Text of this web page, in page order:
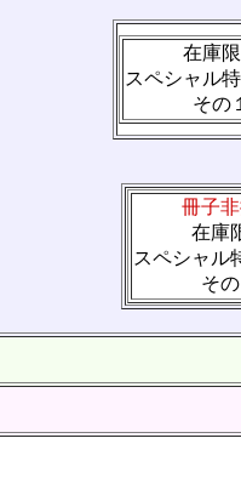
在庫
スペシャル
その
冊子
在庫
スペシャル
そ